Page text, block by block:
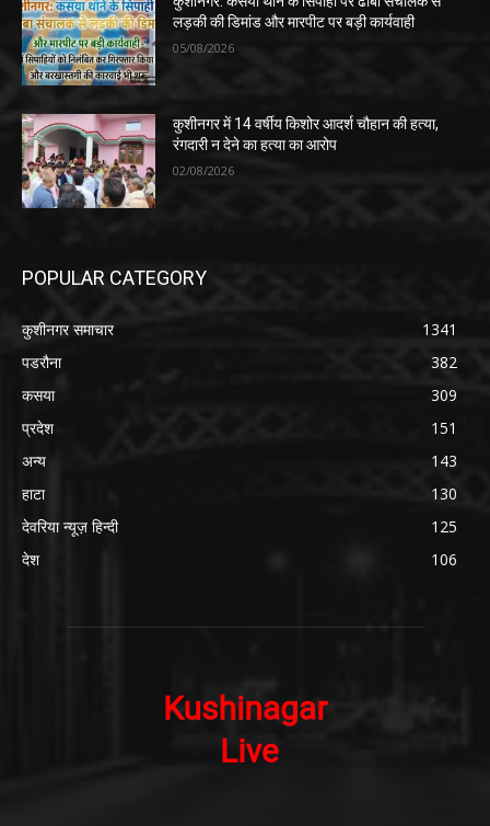
लड़की की डिमांड और मारपीट पर बड़ी कार्यवाही
05/08/2026
कुशीनगर में 14 वर्षीय किशोर आदर्श चौहान की हत्या,
रंगदारी न देने का हत्या का आरोप
02/08/2026
POPULAR CATEGORY
कुशीनगर समाचार
1341
पडरौना
382
कसया
309
प्रदेश
151
अन्य
143
हाटा
130
देवरिया न्यूज़ हिन्दी
125
देश
106